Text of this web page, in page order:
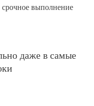
срочное выполнение
даже в самые